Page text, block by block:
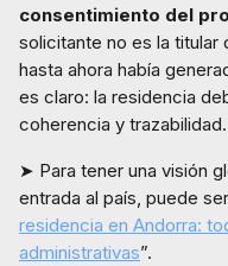
consentimiento del
solicitante no es la titular
hasta ahora había
es claro: la residencia
coherencia y trazabilidad.
➤ Para tener una visión
entrada al país, puede
residencia en Andorra:
administrativas”.